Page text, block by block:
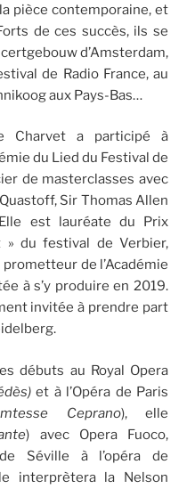
pièce contemporaine, et
de ces succès, ils se
d’Amsterdam,
de Radio France, au
aux Pays-Bas…
Charvet a participé à
du Lied du Festival de
de masterclasses avec
Sir Thomas Allen
est lauréate du Prix
» du festival de Verbier,
de l’Académie
à s’y produire en 2019.
invitée à prendre part
débuts au Royal Opera
et à l’Opéra de Paris
Ceprano), elle
) avec Opera Fuoco,
Séville à l’opéra de
interprètera la Nelson